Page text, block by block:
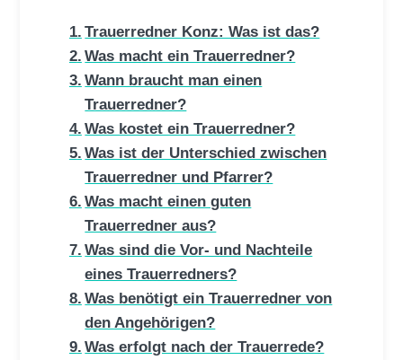
Trauerredner Konz: Was ist das?
Was macht ein Trauerredner?
Wann braucht man einen
Trauerredner?
Was kostet ein Trauerredner?
Was ist der Unterschied zwischen
Trauerredner und Pfarrer?
Was macht einen guten
Trauerredner aus?
Was sind die Vor- und Nachteile
eines Trauerredners?
Was benötigt ein Trauerredner von
den Angehörigen?
Was erfolgt nach der Trauerrede?